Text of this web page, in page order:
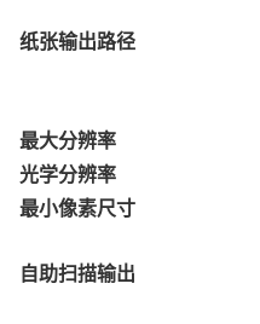
纸张输出路径
最大分辨率
光学分辨率
最小像素尺寸
自助扫描输出